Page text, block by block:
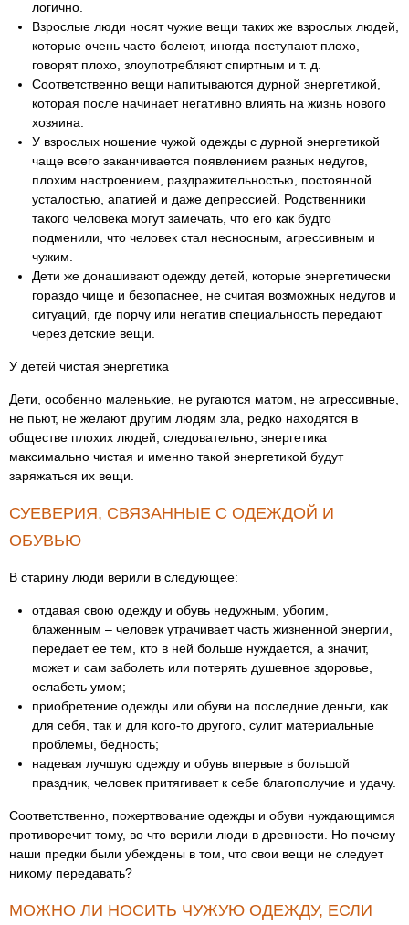
логично.
Взрослые люди носят чужие вещи таких же взрослых людей,
которые очень часто болеют, иногда поступают плохо,
говорят плохо, злоупотребляют спиртным и т. д.
Соответственно вещи напитываются дурной энергетикой,
которая после начинает негативно влиять на жизнь нового
хозяина.
У взрослых ношение чужой одежды с дурной энергетикой
чаще всего заканчивается появлением разных недугов,
плохим настроением, раздражительностью, постоянной
усталостью, апатией и даже депрессией. Родственники
такого человека могут замечать, что его как будто
подменили, что человек стал несносным, агрессивным и
чужим.
Дети же донашивают одежду детей, которые энергетически
гораздо чище и безопаснее, не считая возможных недугов и
ситуаций, где порчу или негатив специальность передают
через детские вещи.
У детей чистая энергетика
Дети, особенно маленькие, не ругаются матом, не агрессивные,
не пьют, не желают другим людям зла, редко находятся в
обществе плохих людей, следовательно, энергетика
максимально чистая и именно такой энергетикой будут
заряжаться их вещи.
СУЕВЕРИЯ, СВЯЗАННЫЕ С ОДЕЖДОЙ И
ОБУВЬЮ
В старину люди верили в следующее:
отдавая свою одежду и обувь недужным, убогим,
блаженным – человек утрачивает часть жизненной энергии,
передает ее тем, кто в ней больше нуждается, а значит,
может и сам заболеть или потерять душевное здоровье,
ослабеть умом;
приобретение одежды или обуви на последние деньги, как
для себя, так и для кого-то другого, сулит материальные
проблемы, бедность;
надевая лучшую одежду и обувь впервые в большой
праздник, человек притягивает к себе благополучие и удачу.
Соответственно, пожертвование одежды и обуви нуждающимся
противоречит тому, во что верили люди в древности. Но почему
наши предки были убеждены в том, что свои вещи не следует
никому передавать?
МОЖНО ЛИ НОСИТЬ ЧУЖУЮ ОДЕЖДУ, ЕСЛИ